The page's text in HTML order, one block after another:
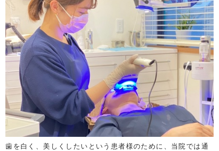
歯を白く、美しくしたいという患者様のために、当院では通